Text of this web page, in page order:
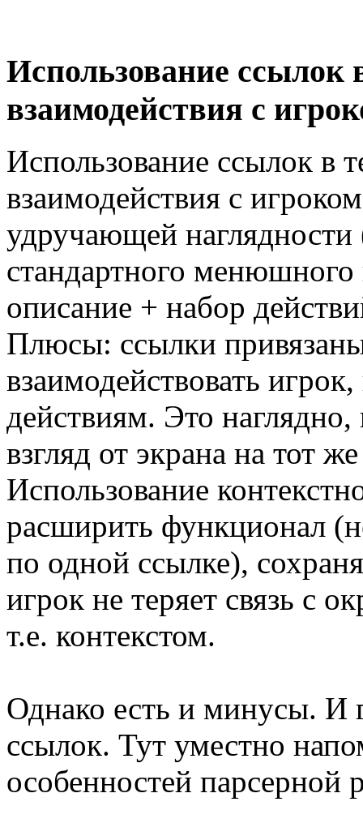
Использование ссылок
взаимодействия с
Использование ссылок в
взаимодействия с
удручающей
стандартного
описание + набор
Плюсы: ссылки
взаимодействовать
действиям. Это
взгляд от экрана на тот
Использование
расширить функционал
по одной ссылке),
игрок не теряет связь с
т.е. контекстом.
Однако есть и минусы. И
ссылок. Тут уместно
особенностей парсерной